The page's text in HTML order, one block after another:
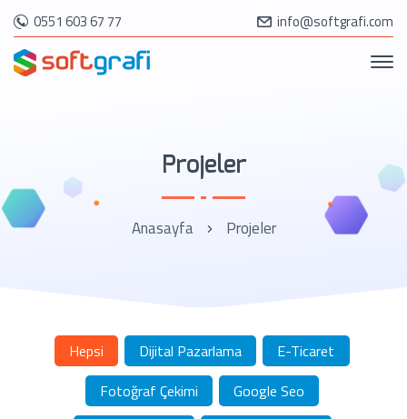
0551 603 67 77 info@softgrafi.com
Projeler
Anasayfa Projeler
Hepsi Dijital Pazarlama
E-Ticaret
Fotoğraf Çekimi
Google Seo